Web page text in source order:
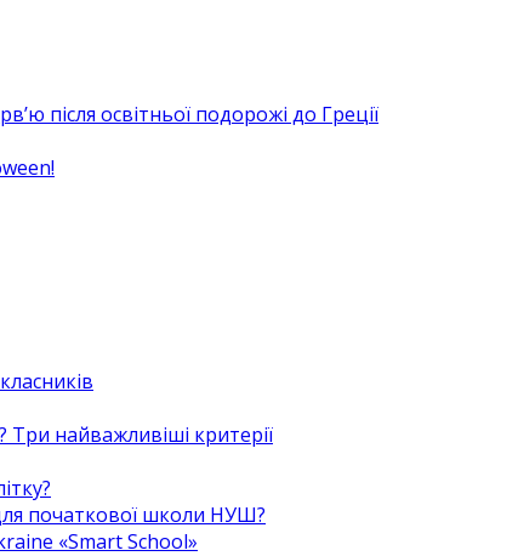
після освітньої подорожі до Греції
найважливіші критерії
початкової школи НУШ?
«Smart School»